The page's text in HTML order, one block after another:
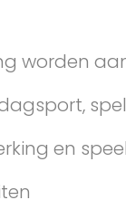
worden
en